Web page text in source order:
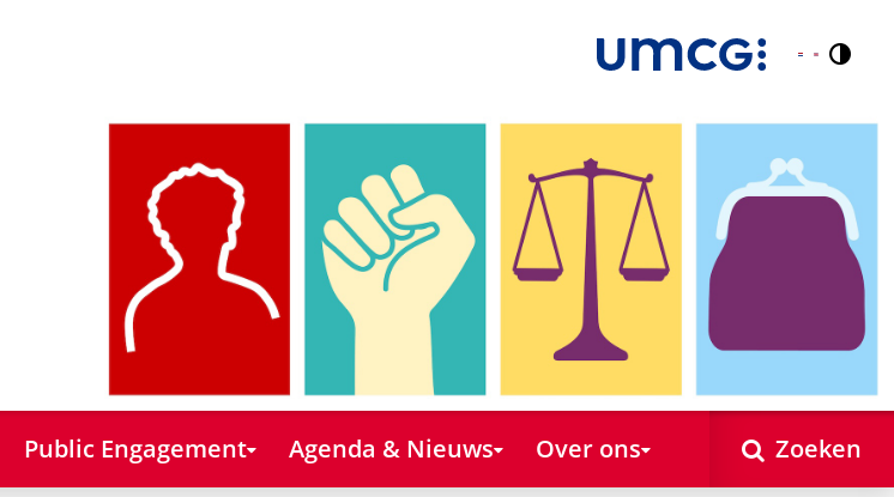
Nederlands
English
Public Engagement Agenda & Nieuws Over ons Zoeken